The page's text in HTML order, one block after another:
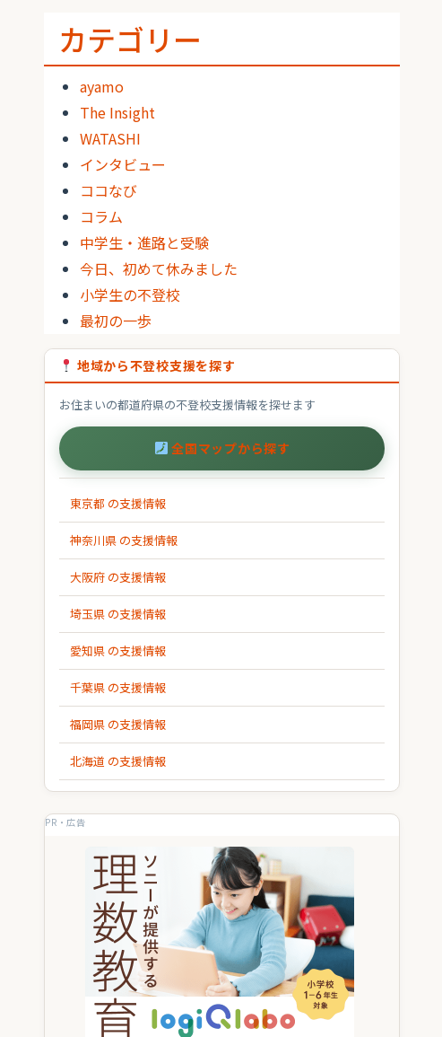
カテゴリー
ayamo
The Insight
WATASHI
インタビュー
ココなび
コラム
中学生・進路と受験
今日、初めて休みました
小学生の不登校
最初の一歩
地域から不登校支援を探す
お住まいの都道府県の不登校支援情報を探せます
全国マップから探す
東京都 の支援情報
神奈川県 の支援情報
大阪府 の支援情報
埼玉県 の支援情報
愛知県 の支援情報
千葉県 の支援情報
福岡県 の支援情報
北海道 の支援情報
PR・広告